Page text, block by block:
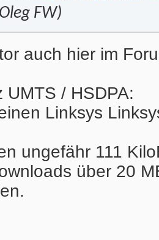
FW)
auch hier im
UMTS / HSDPA:
Linksys
ungefähr 111
über 20